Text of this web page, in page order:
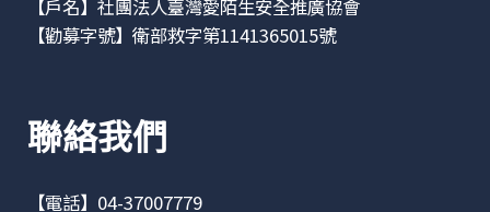
【戶名】社團法人臺灣愛陌生安全推廣協會
【勸募字號】衛部救字第1141365015號
聯絡我們
【電話】04-37007779